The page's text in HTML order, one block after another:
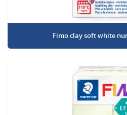
Fimo clay soft white